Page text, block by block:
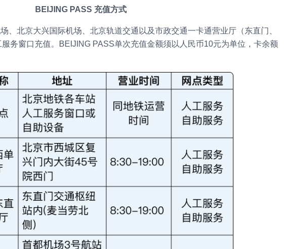
BEIJING PASS 充值方式
、北京大兴国际机场、北京轨道交通以及市政交通一卡通营业厅（东直门、
务窗口充值。BEIJING PASS单次充值金额须以人民币10元为单位，卡余额